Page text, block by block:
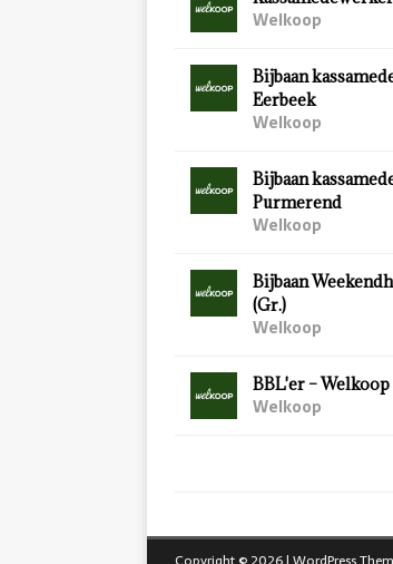
Welkoop
Bijbaan
Eerbeek
Welkoop
Bijbaan
Purmerend
Welkoop
Bijbaan
(Gr.)
Welkoop
BBL'er – Welkoop
Welkoop